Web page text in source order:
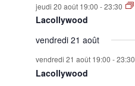
jeudi 20 août 19:00 -23:30
Lacollywood
vendredi 21 août
vendredi 21 août 19:00 -23:30
Lacollywood